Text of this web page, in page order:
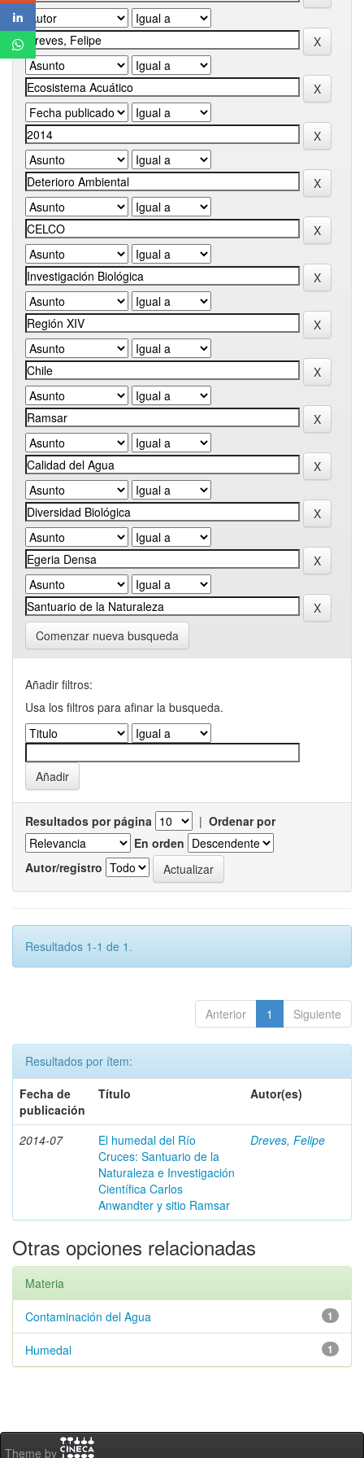
Comenzar nueva busqueda
Añadir filtros:
Usa los filtros para afinar la busqueda.
Resultados por página | Ordenar por
En orden
Autor/registro
Resultados 1-1 de 1.
Anterior 1 Siguiente
Resultados por ítem:
Fecha de
publicación
Título Autor(es)
2014-07
El humedal del Río
Cruces: Santuario de la
Naturaleza e Investigación
Científica Carlos
Anwandter y sitio Ramsar
Dreves, Felipe
Otras opciones relacionadas
Materia
1
Contaminación del Agua
1
Humedal
Theme by